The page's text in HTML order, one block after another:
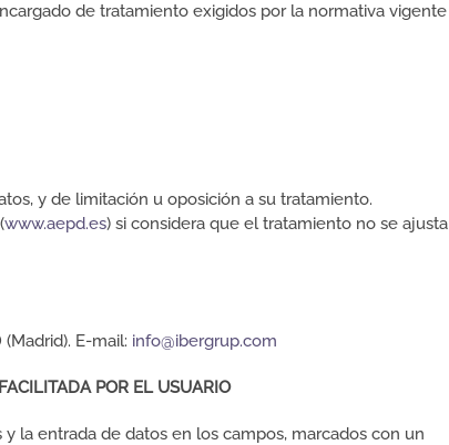
de tratamiento exigidos por la normativa vigente
y de limitación u oposición a su tratamiento.
www.aepd.es) si considera que el tratamiento no se ajusta
(Madrid). E-mail: info@ibergrup.com
POR EL USUARIO
la entrada de datos en los campos, marcados con un